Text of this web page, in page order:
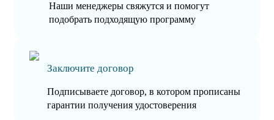
Наши менеджеры свяжутся и помогут
подобрать подходящую программу
Заключите договор
Подписываете договор, в котором прописаны
гарантии получения удостоверения